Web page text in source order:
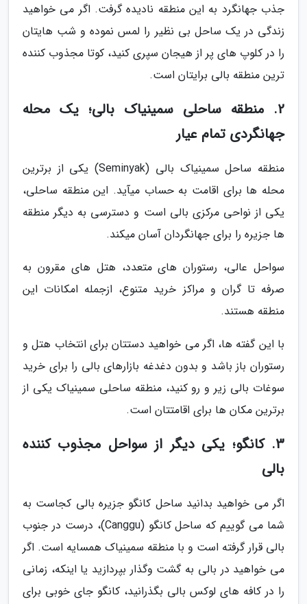
جذب جهانگرد به این منطقه نادیده گرفت. اگر می خواهید
زندگی در یک ساحل بی نظیر را لمس نموده و شب هایتان
را در کلوپ های پر از هیجان سپری کنید، کوتا مجذوب کننده
ترین منطقه بالی برایتان است.
2. منطقه ساحلی سمینیاک بالی؛ یک محله
جهانگردی تمام عیار
منطقه ساحل سمینیاک بالی (Seminyak) یکی از برترین
محله ها برای اقامت به حساب می­آید. این منطقه ساحلی،
یکی از نواحی مرکزی بالی است و دسترسی به دیگر منطقه
ها جزیره را برای جهانگردان آسان می­کند.
سواحل عالی، رستوران های متعدد، هتل های مقرون به
صرفه تا گران و مراکز خرید متنوع، ازجمله امکانات این
منطقه هستند.
با این گفته ها، اگر می خواهید دستتان برای انتخاب هتل و
رستوران باز باشد و بدون دغدغه بازارهای بالی را برای خرید
سوغات بالی زیر و رو کنید، منطقه ساحلی سمینیاک یکی از
برترین مکان ها برای اقامتتان است.
3. کانگو؛ یکی دیگر از سواحل مجذوب کننده
بالی
اگر می خواهید بدانید ساحل کانگو جزیره بالی کجاست به
شما می گوییم که ساحل کانگو (Canggu)، درست در جنوب
بالی قرار گرفته است و با منطقه سمینیاک همسایه است. اگر
می خواهید در بالی به گشت وگذار بپردازید یا اینکه، زمانی
را در کافه های لوکس بالی بگذرانید، کانگو جای خوبی برای